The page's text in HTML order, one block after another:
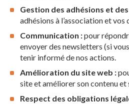
Gestion des adhésions et
adhésions à l’association et vos
Communication :pour
envoyer des newsletters (si
tenir informé de nos actions.
Amélioration du site web :
site et améliorer son contenu
Respect des obligations